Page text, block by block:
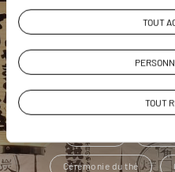
TOUT
TOUT
Chemin de
Forêt de bambous
Cérémonie du thé